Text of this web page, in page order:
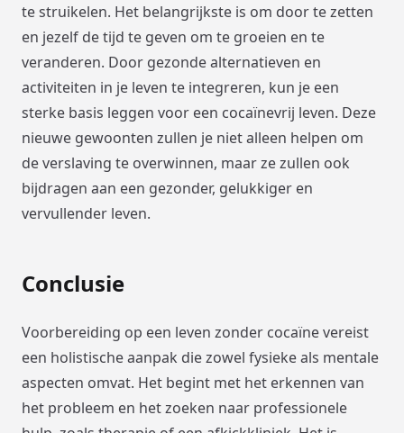
te struikelen. Het belangrijkste is om door te zetten
en jezelf de tijd te geven om te groeien en te
veranderen. Door gezonde alternatieven en
activiteiten in je leven te integreren, kun je een
sterke basis leggen voor een cocaïnevrij leven. Deze
nieuwe gewoonten zullen je niet alleen helpen om
de verslaving te overwinnen, maar ze zullen ook
bijdragen aan een gezonder, gelukkiger en
vervullender leven.
Conclusie
Voorbereiding op een leven zonder cocaïne vereist
een holistische aanpak die zowel fysieke als mentale
aspecten omvat. Het begint met het erkennen van
het probleem en het zoeken naar professionele